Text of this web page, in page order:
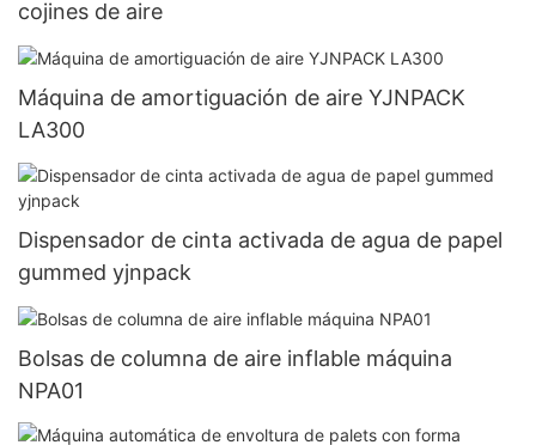
cojines de aire
Máquina de amortiguación de aire YJNPACK
LA300
Dispensador de cinta activada de agua de papel
gummed yjnpack
Bolsas de columna de aire inflable máquina
NPA01